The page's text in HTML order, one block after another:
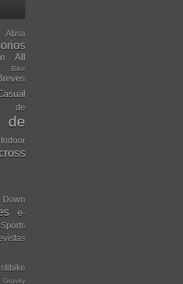
Absa
All
Bike
de
de
Down
e-
Gravity